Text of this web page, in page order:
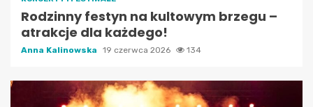
Rodzinny festyn na kultowym brzegu –
atrakcje dla każdego!
Anna Kalinowska 19 czerwca 2026 134